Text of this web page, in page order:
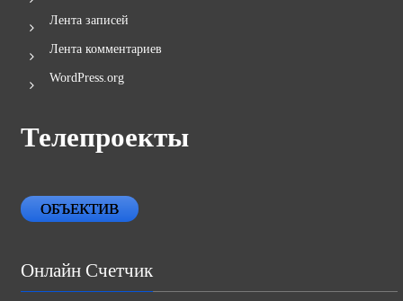
Лента записей
Лента комментариев
WordPress.org
Телепроекты
ОБЪЕКТИВ
Онлайн Счетчик